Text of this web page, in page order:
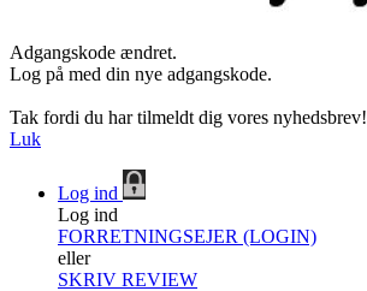
Adgangskode ændret.
Log på med din nye adgangskode.
Tak fordi du har tilmeldt dig vores nyhedsbrev!
Luk
Log ind
Log ind
FORRETNINGSEJER (LOGIN)
eller
SKRIV REVIEW